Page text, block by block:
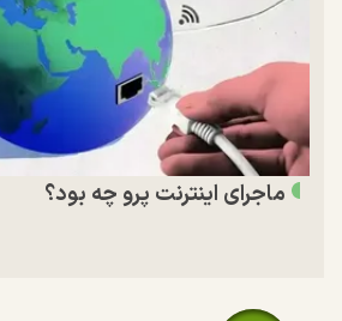
ماجرای اینترنت پرو چه بود؟